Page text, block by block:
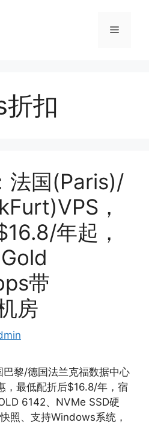
菜
扣
法国(Paris)/
，
年起，
带
房
黎/德国法兰克福数据中心
，最低配折后$16.8/年，宿
6142、NVMe SSD硬
照、支持Windows系统，